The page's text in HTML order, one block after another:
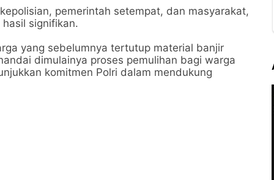
pemerintah setempat, dan masyarakat,
signifikan.
yang sebelumnya tertutup material banjir
dimulainya proses pemulihan bagi warga
komitmen Polri dalam mendukung